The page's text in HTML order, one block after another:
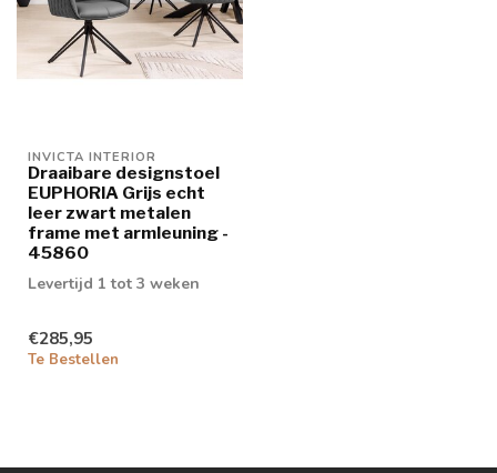
INVICTA INTERIOR
Draaibare designstoel
EUPHORIA Grijs echt
leer zwart metalen
frame met armleuning -
45860
Levertijd 1 tot 3 weken
€285,95
Te Bestellen